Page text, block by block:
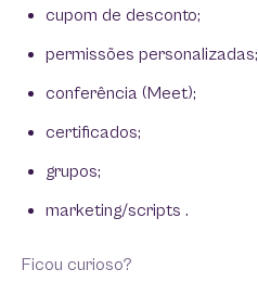
cupom de desconto;
permissões personalizadas;
conferência (Meet);
certificados;
grupos;
marketing/scripts .
Ficou curioso?